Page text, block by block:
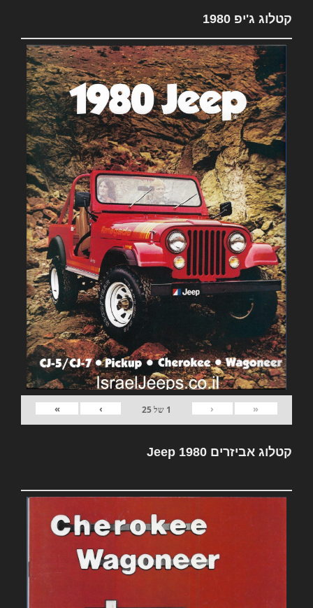
קטלוג ג'יפ 1980
«
‹
1 של25
›
»
קטלוג אביזרים Jeep 1980